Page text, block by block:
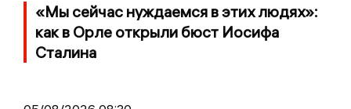
«Мы сейчас нуждаемся в этих людях»:
как в Орле открыли бюст Иосифа
Сталина